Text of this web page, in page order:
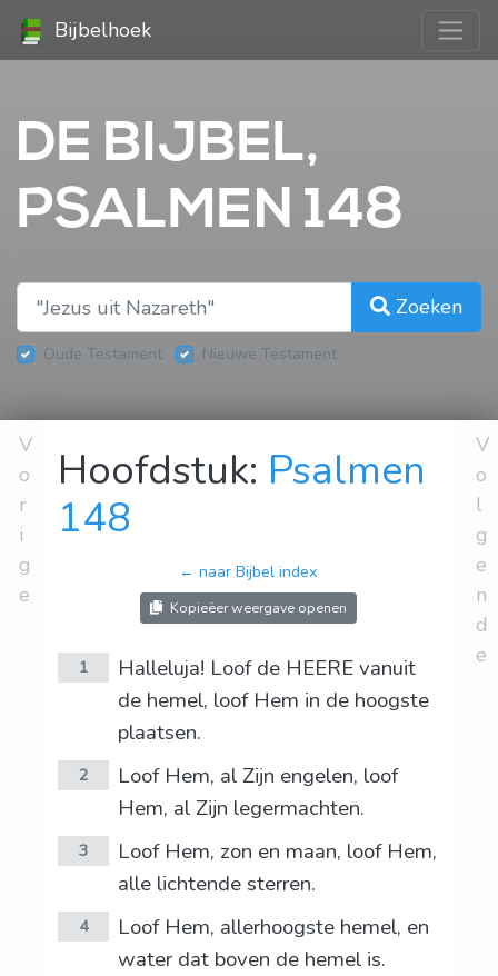
Bijbelhoek
DE BIJBEL,
PSALMEN 148
Zoeken
Oude Testament Nieuwe Testament
V
o
r
i
g
e
Hoofdstuk: Psalmen
148
← naar Bijbel index
Kopieëer weergave openen
1
Halleluja! Loof de HEERE vanuit
de hemel, loof Hem in de hoogste
plaatsen.
2
Loof Hem, al Zijn engelen, loof
Hem, al Zijn legermachten.
3
Loof Hem, zon en maan, loof Hem,
alle lichtende sterren.
4
Loof Hem, allerhoogste hemel, en
water dat boven de hemel is.
V
o
l
g
e
n
d
e